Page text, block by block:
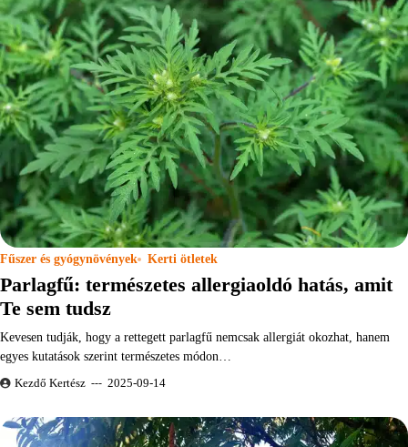
Fűszer és gyógynövények Kerti ötletek
Parlagfű: természetes allergiaoldó hatás, amit
Te sem tudsz
Kevesen tudják, hogy a rettegett parlagfű nemcsak allergiát okozhat, hanem
egyes kutatások szerint természetes módon…
Kezdő Kertész 2025-09-14